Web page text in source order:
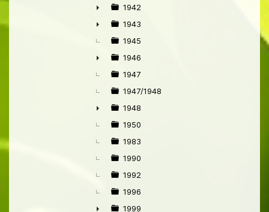
►
►
1942
►
1943
1945
►
1946
1947
1947/1948
►
1948
1950
1983
1990
1992
1996
1999